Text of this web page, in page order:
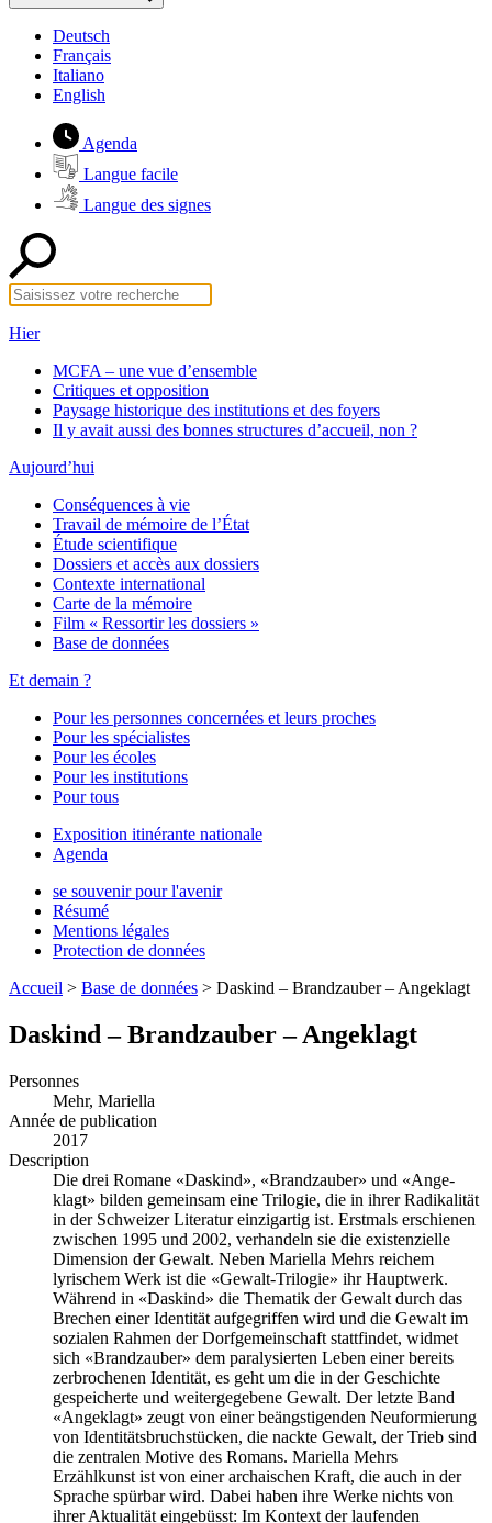
Deutsch
Français
Italiano
English
Agenda
Langue facile
Langue des signes
Hier
MCFA – une vue d’ensemble
Critiques et opposition
Paysage historique des institutions et des foyers
Il y avait aussi des bonnes structures d’accueil, non ?
Aujourd’hui
Conséquences à vie
Travail de mémoire de l’État
Étude scientifique
Dossiers et accès aux dossiers
Contexte international
Carte de la mémoire
Film « Ressortir les dossiers »
Base de données
Et demain ?
Pour les personnes concernées et leurs proches
Pour les spécialistes
Pour les écoles
Pour les institutions
Pour tous
Exposition itinérante nationale
Agenda
se souvenir pour l'avenir
Résumé
Mentions légales
Protection de données
Accueil > Base de données > Daskind – Brandzauber – Angeklagt
Daskind – Brandzauber – Angeklagt
Personnes
Mehr, Mariella
Année de publication
2017
Description
Die drei Romane «Daskind», «Brandzauber» und «Ange­
klagt» bilden gemeinsam eine Trilogie, die in ihrer Radi­kalität
in der Schweizer Literatur einzigartig ist. Erstmals erschienen
zwischen 1995 und 2002, verhandeln sie die exis­tenzielle
Dimension der Gewalt. Neben Mariella Mehrs reichem
lyrischem Werk ist die «Gewalt­-Trilogie» ihr Hauptwerk.
Während in «Daskind» die Thematik der Ge­walt durch das
Brechen einer Identität aufgegriffen wird und die Gewalt im
sozialen Rahmen der Dorfgemeinschaft stattfindet, widmet
sich «Brandzauber» dem paralysierten Leben einer bereits
zerbrochenen Identität, es geht um die in der Geschichte
gespeicherte und weitergegebene Gewalt. Der letzte Band
«Angeklagt» zeugt von einer beängstigen­den Neuformierung
von Identitätsbruchstücken, die nack­te Gewalt, der Trieb sind
die zentralen Motive des Romans. Mariella Mehrs
Erzählkunst ist von einer archaischen Kraft, die auch in der
Sprache spürbar wird. Dabei haben ihre Werke nichts von
ihrer Aktualität ein­gebüsst: Im Kontext der laufenden